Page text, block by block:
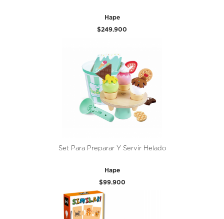
Hape
$249.900
Set Para Preparar Y Servir Helado
Hape
$99.900